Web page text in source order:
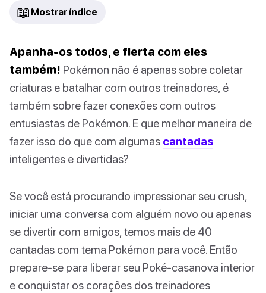
📖 Mostrar índice
Apanha-os todos, e flerta com eles
também! Pokémon não é apenas sobre coletar
criaturas e batalhar com outros treinadores, é
também sobre fazer conexões com outros
entusiastas de Pokémon. E que melhor maneira de
fazer isso do que com algumas cantadas
inteligentes e divertidas?
Se você está procurando impressionar seu crush,
iniciar uma conversa com alguém novo ou apenas
se divertir com amigos, temos mais de 40
cantadas com tema Pokémon para você. Então
prepare-se para liberar seu Poké-casanova interior
e conquistar os corações dos treinadores